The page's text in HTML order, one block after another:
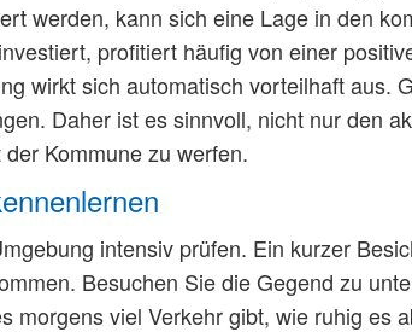
werden, kann sich eine Lage in den
profitiert häufig von einer
wirkt sich automatisch vorteilhaft aus.
Daher ist es sinnvoll, nicht nur den
Kommune zu werfen.
intensiv prüfen. Ein kurzer
Besuchen Sie die Gegend zu
morgens viel Verkehr gibt, wie ruhig es